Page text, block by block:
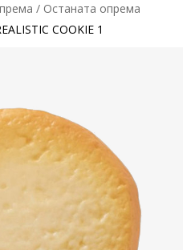
Останата опрема
COOKIE 1